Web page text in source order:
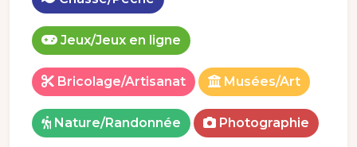
Jeux/Jeux en ligne
Bricolage/Artisanat Musées/Art
Nature/Randonnée Photographie